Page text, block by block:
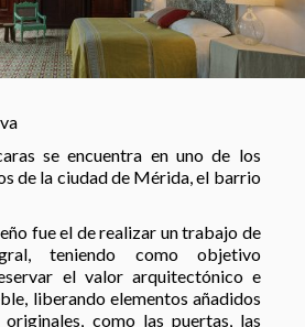
se encuentra en uno de los
de la ciudad de Mérida, el barrio
fue el de realizar un trabajo de
teniendo como objetivo
el valor arquitectónico e
liberando elementos añadidos
como las puertas, las